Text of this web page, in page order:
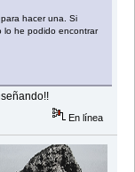
hacer una. Si
lo he podido encontrar
En línea